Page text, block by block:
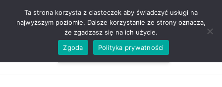
ZADZWOŃ TEL. 600 352 938
Ta strona korzysta z ciasteczek aby świadczyć usługi na
najwyższym poziomie. Dalsze korzystanie ze strony oznacza,
że zgadzasz się na ich użycie.
Zgoda
Polityka prywatności